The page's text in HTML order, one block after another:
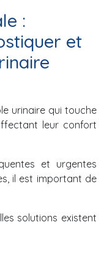
:
et
urinaire qui touche
leur confort
et urgentes
il est important de
solutions existent